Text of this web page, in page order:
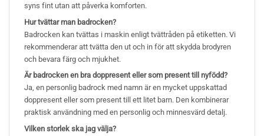
syns fint utan att påverka komforten.
Hur tvättar man badrocken?
Badrocken kan tvättas i maskin enligt tvättråden på etiketten. Vi
rekommenderar att tvätta den ut och in för att skydda brodyren
och bevara färg och mjukhet.
Är badrocken en bra doppresent eller som present till nyfödd?
Ja, en personlig badrock med namn är en mycket uppskattad
doppresent eller som present till ett litet barn. Den kombinerar
praktisk användning med en personlig och minnesvärd detalj.
Vilken storlek ska jag välja?